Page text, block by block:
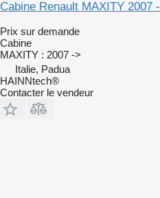
Cabine Renault MAXITY 2007
Prix sur demande
Cabine
MAXITY : 2007 ->
Italie, Padua
HAINNtech®
Contacter le vendeur